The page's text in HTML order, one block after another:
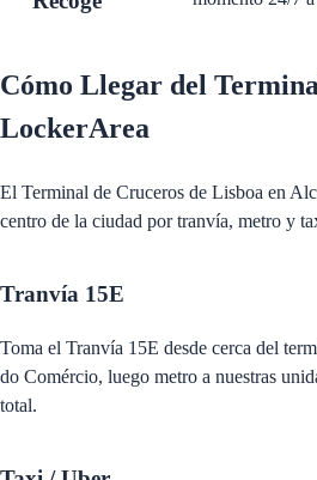
Cómo Llegar del
LockerArea
El Terminal de Cruceros de Lisboa en
centro de la ciudad por tranvía, metro y
Tranvía 15E
Toma el Tranvía 15E desde cerca del
do Comércio, luego metro a nuestras
total.